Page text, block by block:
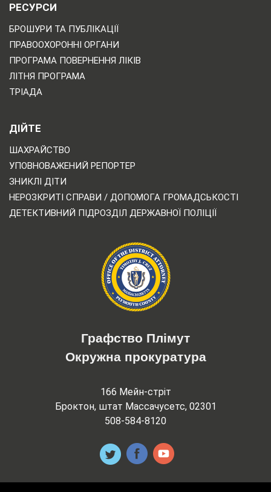
РЕСУРСИ
БРОШУРИ ТА ПУБЛІКАЦІЇ
ПРАВООХОРОННІ ОРГАНИ
ПРОГРАМА ПОВЕРНЕННЯ ЛІКІВ
ЛІТНЯ ПРОГРАМА
ТРІАДА
ДІЙТЕ
ШАХРАЙСТВО
УПОВНОВАЖЕНИЙ РЕПОРТЕР
ЗНИКЛІ ДІТИ
НЕРОЗКРИТІ СПРАВИ / ДОПОМОГА ГРОМАДСЬКОСТІ
ДЕТЕКТИВНИЙ ПІДРОЗДІЛ ДЕРЖАВНОЇ ПОЛІЦІЇ
Графство Плімут
Окружна прокуратура
166 Мейн-стріт
Броктон, штат Массачусетс, 02301
508-584-8120